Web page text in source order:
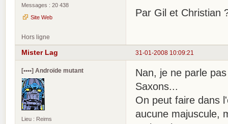
Messages : 20 438
Site Web
Par Gil et Christian
Hors ligne
31-01-2008 10:09:21
Mister Lag
[••••] Androïde mutant
Lieu : Reims
Nan, je ne parle
Saxons...
On peut faire dans
aucune majuscule,